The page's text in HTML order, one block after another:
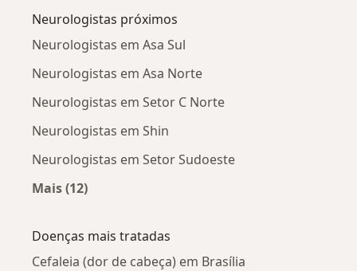
Neurologistas próximos
Neurologistas em Asa Sul
Neurologistas em Asa Norte
Neurologistas em Setor C Norte
Neurologistas em Shin
Neurologistas em Setor Sudoeste
Mais (12)
Doenças mais tratadas
Cefaleia (dor de cabeça) em Brasília